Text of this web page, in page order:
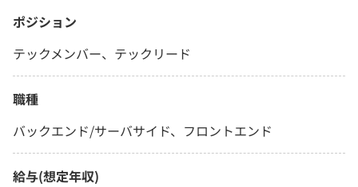
ポジション
テックメンバー、テックリード
職種
バックエンド/サーバサイド、フロントエンド
給与(想定年収)